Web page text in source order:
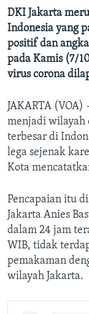
DKI Jakarta
Indonesia yang
positif dan
pada Kamis (7/
virus corona
JAKARTA
menjadi wilayah
terbesar di
lega sejenak
Kota
Pencapaian itu
Jakarta Anies
dalam 24 jam
WIB, tidak
pemakaman
wilayah Jakarta.